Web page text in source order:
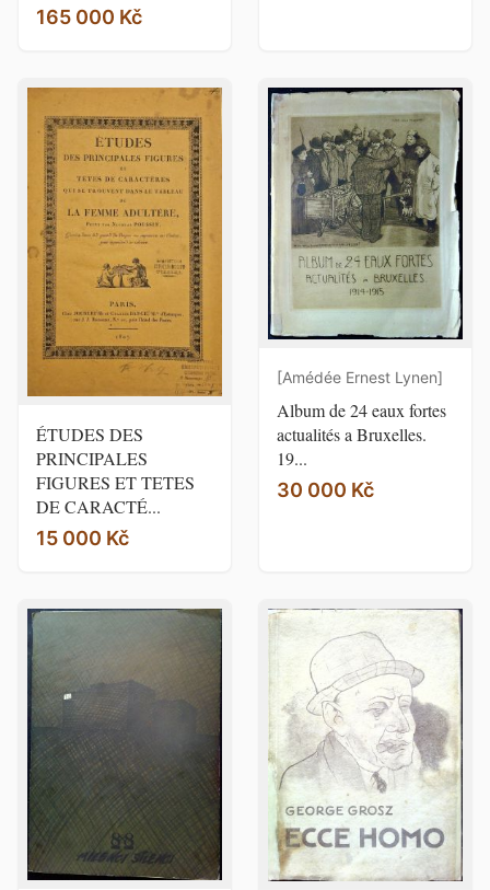
165 000 Kč
ÉTUDES DES
PRINCIPALES
FIGURES ET TETES
DE CARACTÉ...
15 000 Kč
[Amédée Ernest Lynen]
Album de 24 eaux fortes
actualités a Bruxelles.
19...
30 000 Kč